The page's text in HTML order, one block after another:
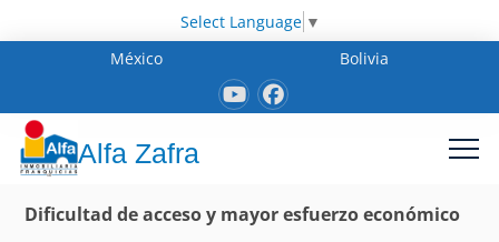
Select Language ▼
México
Bolivia
Alfa Zafra
Dificultad de acceso y mayor esfuerzo económico